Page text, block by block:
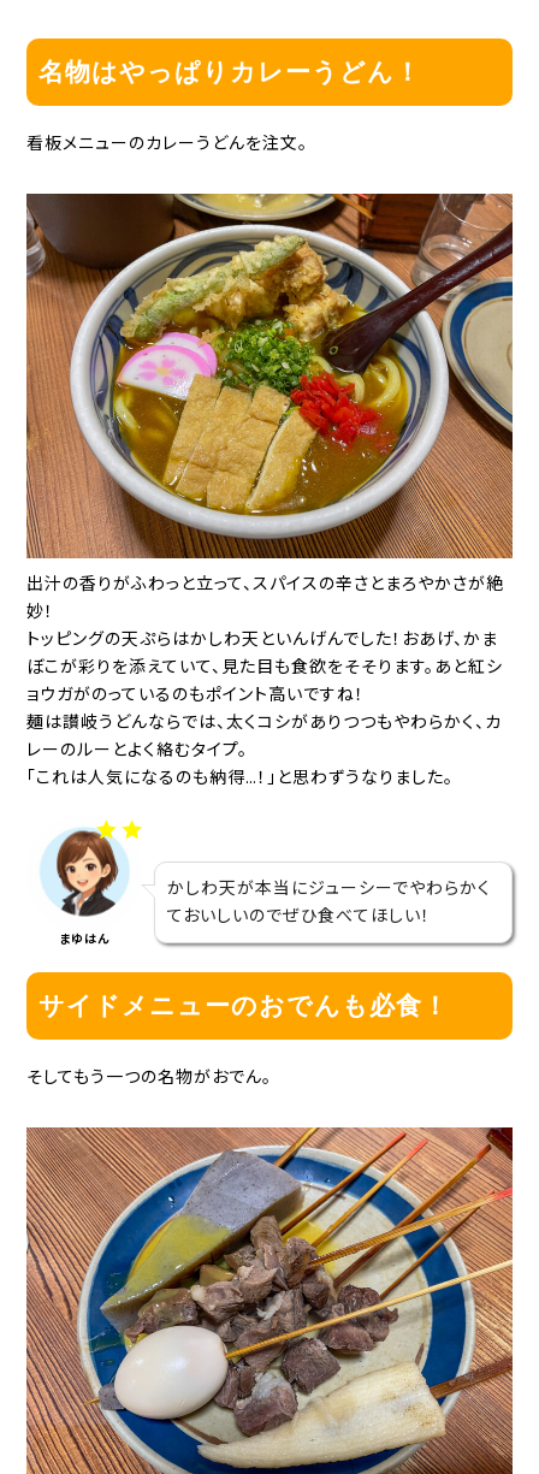
名物はやっぱりカレーうどん！
看板メニューのカレーうどんを注文。
出汁の香りがふわっと立って、スパイスの辛さとまろやかさが絶
妙！
トッピングの天ぷらはかしわ天といんげんでした！おあげ、かま
ぼこが彩りを添えていて、見た目も食欲をそそります。あと紅シ
ョウガがのっているのもポイント高いですね！
麺は讃岐うどんならでは、太くコシがありつつもやわらかく、カ
レーのルーとよく絡むタイプ。
「これは人気になるのも納得…！」と思わずうなりました。
まゆはん
かしわ天が本当にジューシーでやわらかく
ておいしいのでぜひ食べてほしい！
サイドメニューのおでんも必食！
そしてもう一つの名物がおでん。